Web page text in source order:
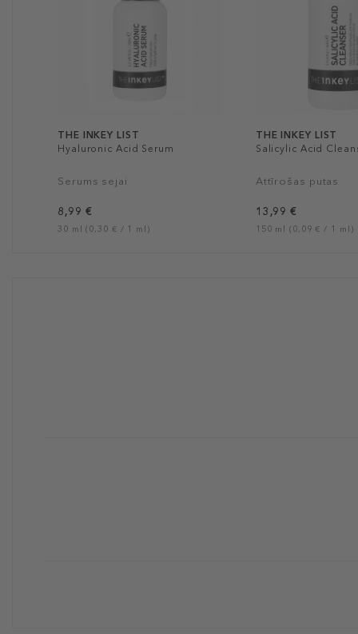
THE INKEY LIST
Hyaluronic Acid Serum
Serums sejai
8,99 €
30 ml (0,30 € / 1 ml)
THE INKEY LIST
Salicylic Acid
Attīrošas putas
13,99 €
150 ml (0,09 € / 1 ml)